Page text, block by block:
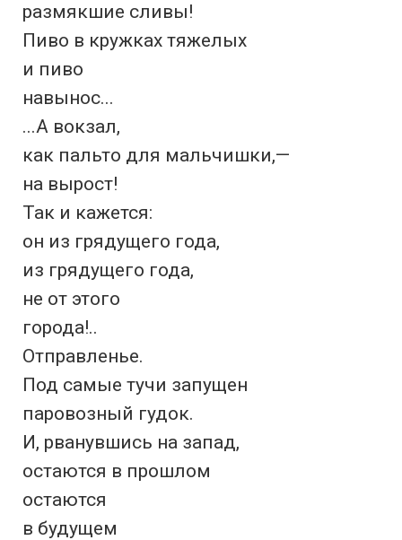
размякшие сливы!
Пиво в кружках тяжелых
и пиво
навынос...
...А вокзал,
как пальто для мальчишки,—
на вырост!
Так и кажется:
он из грядущего года,
из грядущего года,
не от этого
города!..
Отправленье.
Под самые тучи запущен
паровозный гудок.
И, рванувшись на запад,
остаются в прошлом
остаются
в будущем